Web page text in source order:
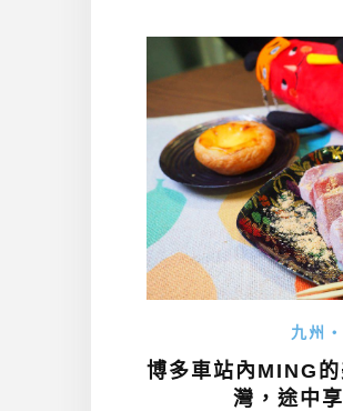
九州
博多車站內MING
灣，途中